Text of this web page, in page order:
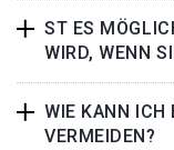
ST ES
WIRD, WENN
WIE KANN ICH
VERMEIDEN?